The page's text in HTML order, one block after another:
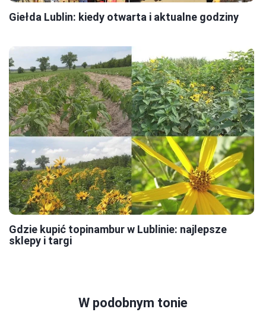
Giełda Lublin: kiedy otwarta i aktualne godziny
Gdzie kupić topinambur w Lublinie: najlepsze
sklepy i targi
W podobnym tonie